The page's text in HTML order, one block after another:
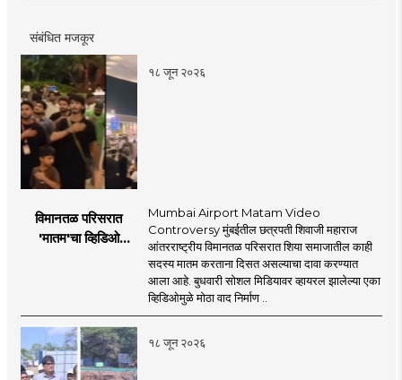
संबंधित मजकूर
१८ जून २०२६
विमानतळ परिसरात
'मातम'चा व्हिडिओ
Mumbai Airport Matam Video
Controversy मुंबईतील छत्रपती शिवाजी महाराज
आंतरराष्ट्रीय विमानतळ परिसरात शिया समाजातील काही
सदस्य मातम करताना दिसत असल्याचा दावा करण्यात
आला आहे. बुधवारी सोशल मिडियावर व्हायरल झालेल्या एका
व्हिडिओमुळे मोठा वाद निर्माण ..
१८ जून २०२६